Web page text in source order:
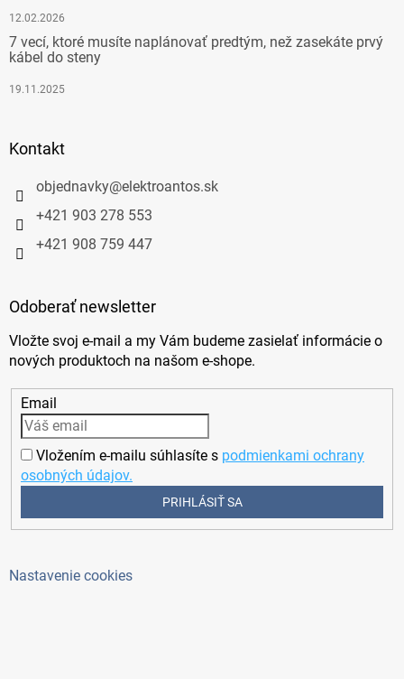
12.02.2026
7 vecí, ktoré musíte naplánovať predtým, než zasekáte prvý
kábel do steny
19.11.2025
Kontakt
objednavky@elektroantos.sk
+421 903 278 553
+421 908 759 447
Odoberať newsletter
Vložte svoj e-mail a my Vám budeme zasielať informácie o
nových produktoch na našom e-shope.
Email
Vložením e-mailu súhlasíte s podmienkami ochrany
osobných údajov.
PRIHLÁSIŤ SA
Nastavenie cookies